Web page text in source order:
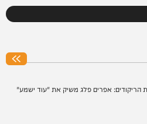
הריקודים: אפרים פלג משיק את "עוד ישמע"